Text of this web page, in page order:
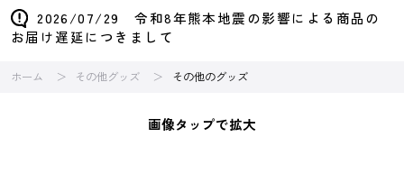
2026/07/29 令和8年熊本地震の影響による商品の
お届け遅延につきまして
ホーム その他グッズ その他のグッズ
画像タップで拡大